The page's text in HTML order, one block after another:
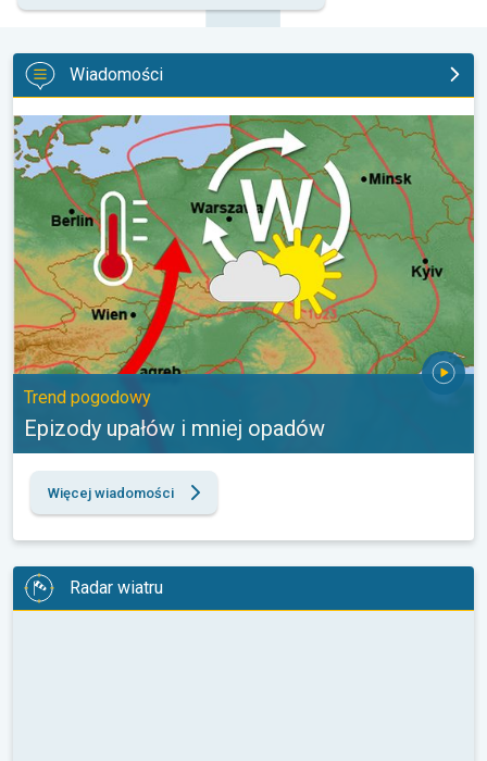
Wiadomości
Epizody upałów i mniej opadów. Trend pogodowy. . .
Trend pogodowy
Epizody upałów i mniej opadów
Więcej wiadomości
Radar wiatru